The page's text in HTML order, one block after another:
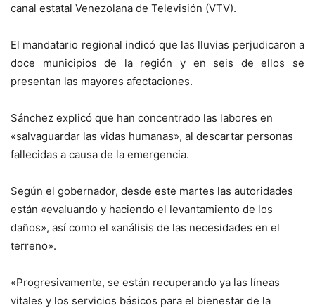
canal estatal Venezolana de Televisión (VTV).
El mandatario regional indicó que las lluvias perjudicaron a
doce municipios de la región y en seis de ellos se
presentan las mayores afectaciones.
Sánchez explicó que han concentrado las labores en
«salvaguardar las vidas humanas», al descartar personas
fallecidas a causa de la emergencia.
Según el gobernador, desde este martes las autoridades
están «evaluando y haciendo el levantamiento de los
daños», así como el «análisis de las necesidades en el
terreno».
«Progresivamente, se están recuperando ya las líneas
vitales y los servicios básicos para el bienestar de la